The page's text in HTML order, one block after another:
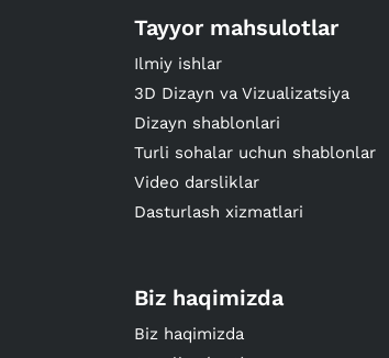
Tayyor mahsulotlar
Ilmiy ishlar
3D Dizayn va Vizualizatsiya
Dizayn shablonlari
Turli sohalar uchun shablonlar
Video darsliklar
Dasturlash xizmatlari
Biz haqimizda
Biz haqimizda